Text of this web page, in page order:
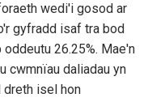
wedi'i gosod ar
gyfradd isaf tra bod
26.25%. Mae'n
cwmnïau daliadau yn
dreth isel hon